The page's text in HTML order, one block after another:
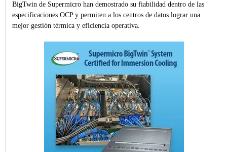
BigTwin de Supermicro han demostrado su fiabilidad dentro de las
especificaciones OCP y permiten a los centros de datos lograr una
mejor gestión térmica y eficiencia operativa.